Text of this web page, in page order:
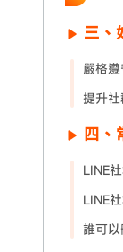
三、
嚴格
提升
四、
LINE
LINE
誰可以